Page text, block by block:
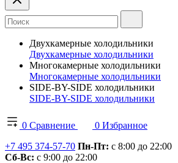
Двухкамерные холодильники
Двухкамерные холодильники
Многокамерные холодильники
Многокамерные холодильники
SIDE-BY-SIDE холодильники
SIDE-BY-SIDE холодильники
0 Сравнение 0 Избранное
+7 495 374-57-70 Пн-Пт: с 8:00 до 22:00
Сб-Вс: с 9:00 до 22:00